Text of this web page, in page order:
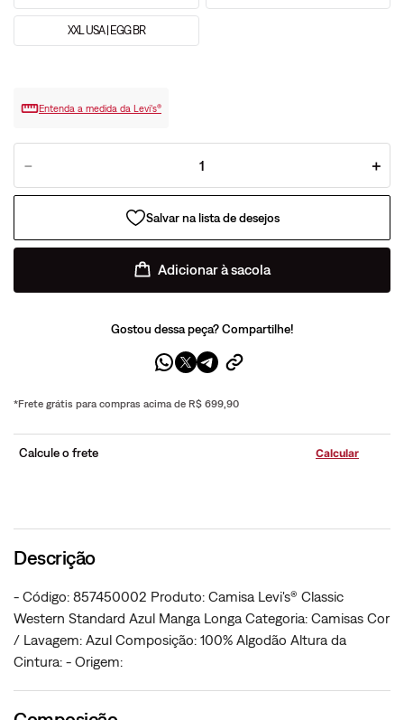
XXL USA | EGG BR
Entenda a medida da Levi’s®
＋
－
Adicionar à sacola
Gostou dessa peça? Compartilhe!
*Frete grátis para compras acima de R$ 699,90
Calcule o frete
Descrição
- Código: 857450002 Produto: Camisa Levi's® Classic
Western Standard Azul Manga Longa Categoria: Camisas Cor
/ Lavagem: Azul Composição: 100% Algodão Altura da
Cintura: - Origem: